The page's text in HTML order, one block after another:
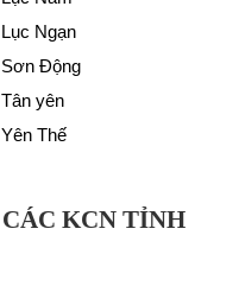
Ngạn
Sơn Động
yên
Thế
KCN TỈNH